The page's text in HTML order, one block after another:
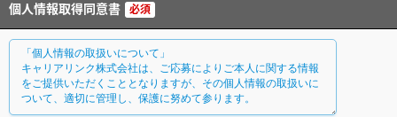
個人情報取得同意書 必須